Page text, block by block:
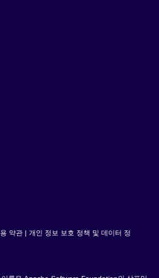
약관 | 개인 정보 보호 정책 및 데이터 정